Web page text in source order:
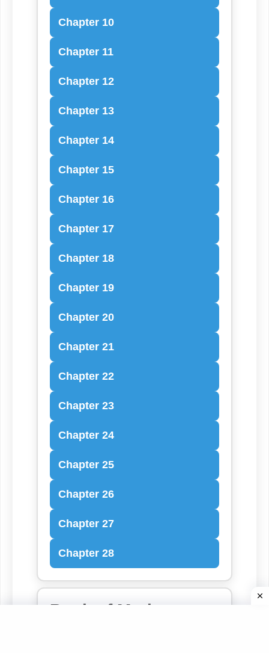
Chapter 10
Chapter 11
Chapter 12
Chapter 13
Chapter 14
Chapter 15
Chapter 16
Chapter 17
Chapter 18
Chapter 19
Chapter 20
Chapter 21
Chapter 22
Chapter 23
Chapter 24
Chapter 25
Chapter 26
Chapter 27
Chapter 28
Book of Mark